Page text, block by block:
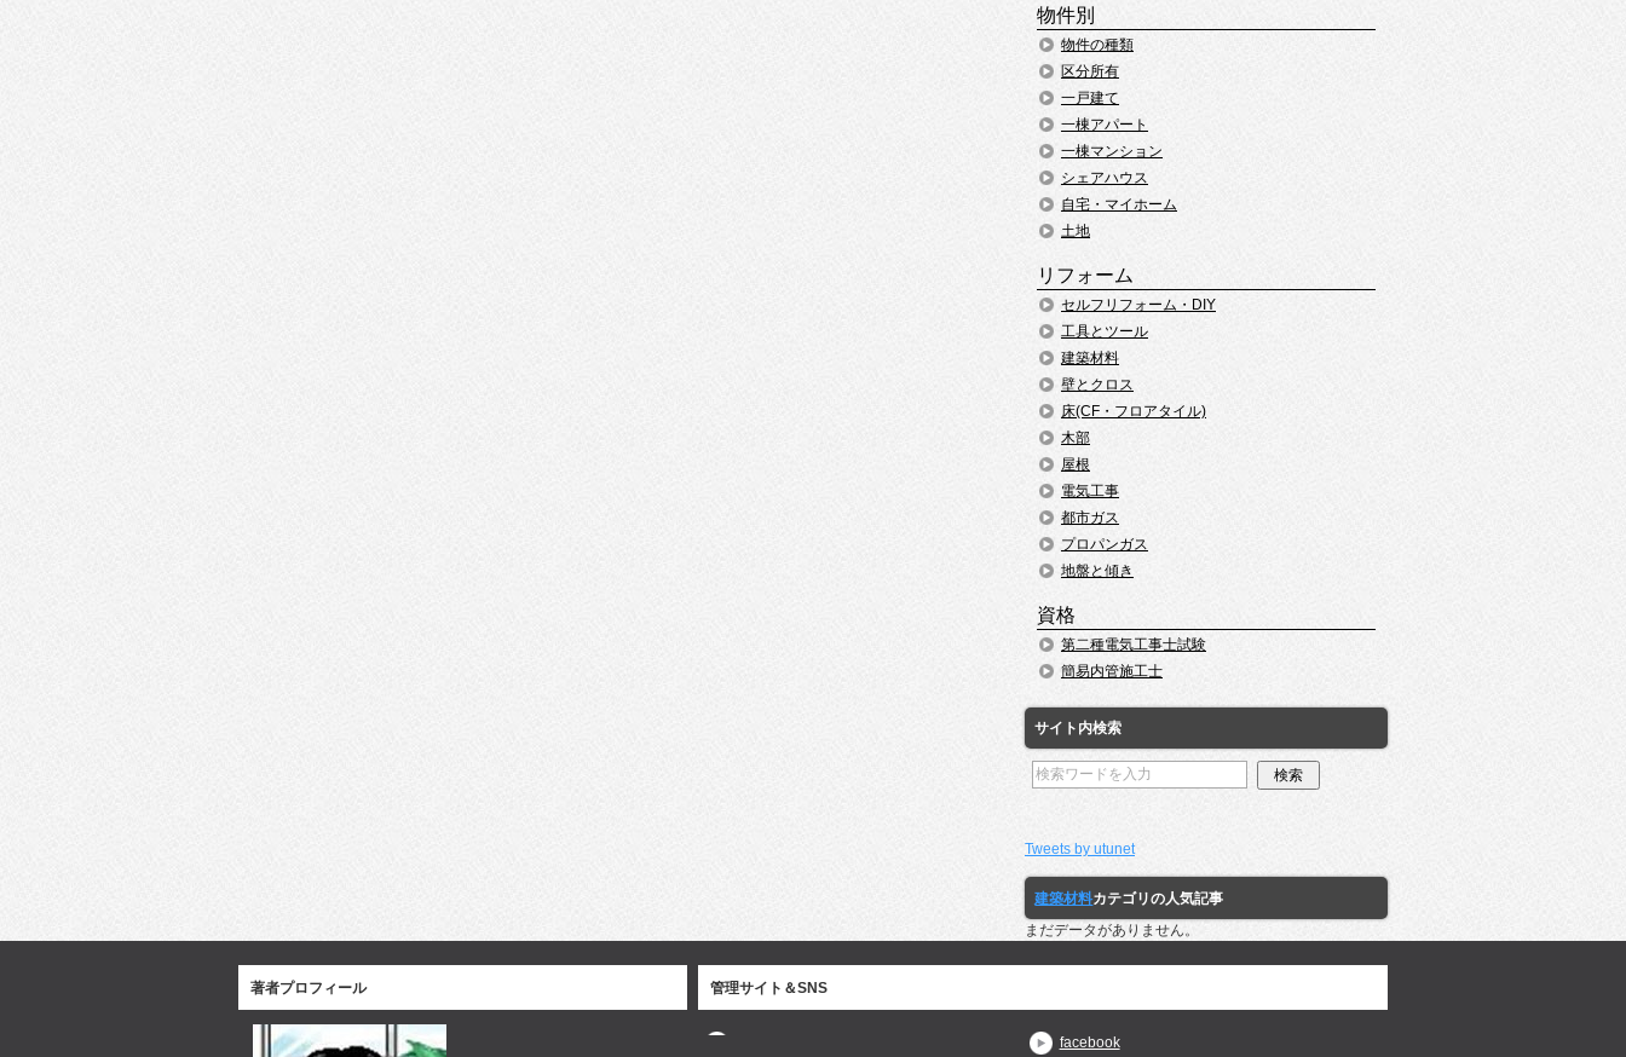
物件別
物件の種類
区分所有
一戸建て
一棟アパート
一棟マンション
シェアハウス
自宅・マイホーム
土地
リフォーム
セルフリフォーム・DIY
工具とツール
建築材料
壁とクロス
床(CF・フロアタイル)
木部
屋根
電気工事
都市ガス
プロパンガス
地盤と傾き
資格
第二種電気工事士試験
簡易内管施工士
サイト内検索
Tweets by utunet
建築材料カテゴリの人気記事
まだデータがありません。
著者プロフィール 管理サイト＆SNS
facebook